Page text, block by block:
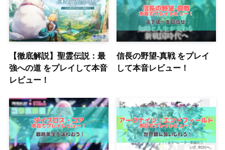
【徹底解説】聖霊伝説：最
強への道 をプレイして本音
レビュー！
信長の野望-真戦 をプレイ
して本音レビュー！